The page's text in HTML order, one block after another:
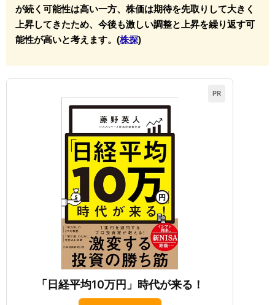
が続く可能性は高い一方、株価は期待を先取りして大きく
上昇してきたため、今後も激しい調整と上昇を繰り返す可
能性が高いと考えます。(株探)
PR
「日経平均10万円」時代が来る！